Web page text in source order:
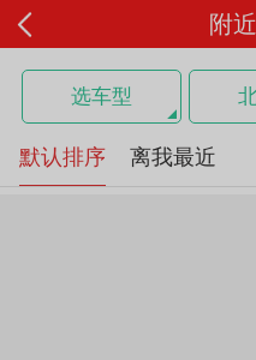
附
选车型
默认排序 离我最近